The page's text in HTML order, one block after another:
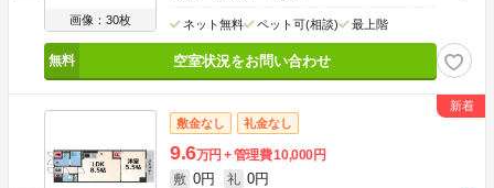
画像：30枚 ネット無料 ペット可(相談) 最上階
空室状況をお問い合わせ
敷金なし 礼金なし
9.6万円 管理費10,000円
敷 0円 礼 0円